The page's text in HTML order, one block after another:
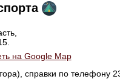
на Google Map
справки по телефону